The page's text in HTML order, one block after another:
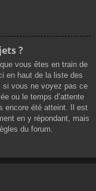
?
vous êtes en train de
en haut de la liste des
si vous ne voyez pas ce
ou le temps d’attente
encore été atteint. Il est
en y répondant, mais
du forum.